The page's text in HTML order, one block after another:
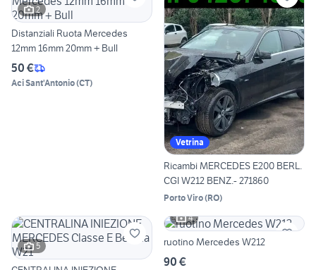
2
Distanziali Ruota Mercedes
12mm 16mm 20mm + Bull
50 €
Aci Sant'Antonio(CT)
Vetrina
Ricambi MERCEDES E200 BERL.
CGI W212 BENZ.- 271860
Porto Viro(RO)
5
4
ruotino Mercedes W212
90 €